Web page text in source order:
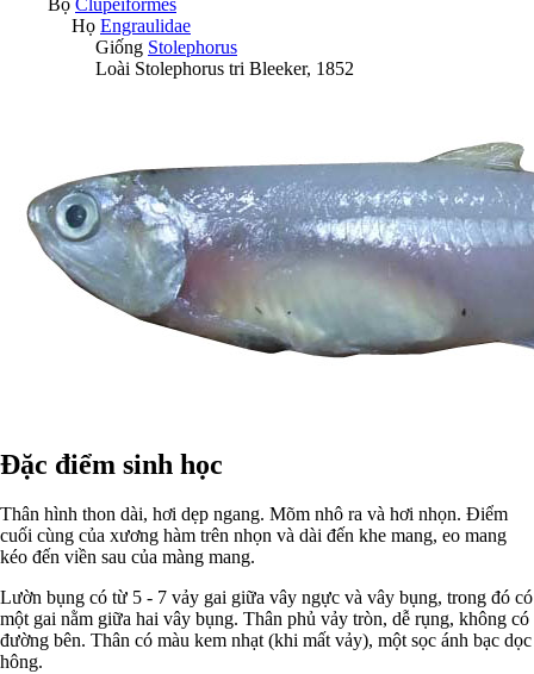
Họ Engraulidae
Giống Stolephorus
Loài Stolephorus tri Bleeker, 1852
Đặc điểm sinh học
Thân hình thon dài, hơi dẹp ngang. Mõm nhô ra và hơi nhọn. Điểm
cuối cùng của xương hàm trên nhọn và dài đến khe mang, eo mang
kéo đến viền sau của màng mang.
Lườn bụng có từ 5 - 7 vảy gai giữa vây ngực và vây bụng, trong đó có
một gai nằm giữa hai vây bụng. Thân phủ vảy tròn, dễ rụng, không có
đường bên. Thân có màu kem nhạt (khi mất vảy), một sọc ánh bạc dọc
hông.